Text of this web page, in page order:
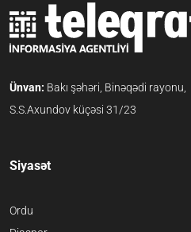
Ünvan: Bakı şəhəri, Binəqədi rayonu,
S.S.Axundov küçəsi 31/23
Siyasət
Ordu